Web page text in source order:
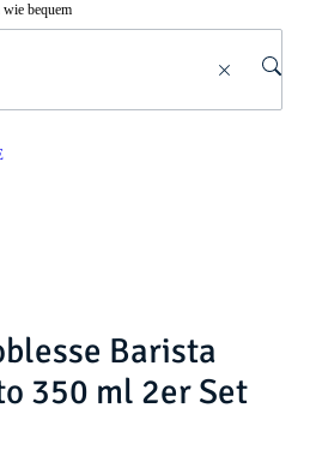
bequem
Barista
350 ml 2er Set